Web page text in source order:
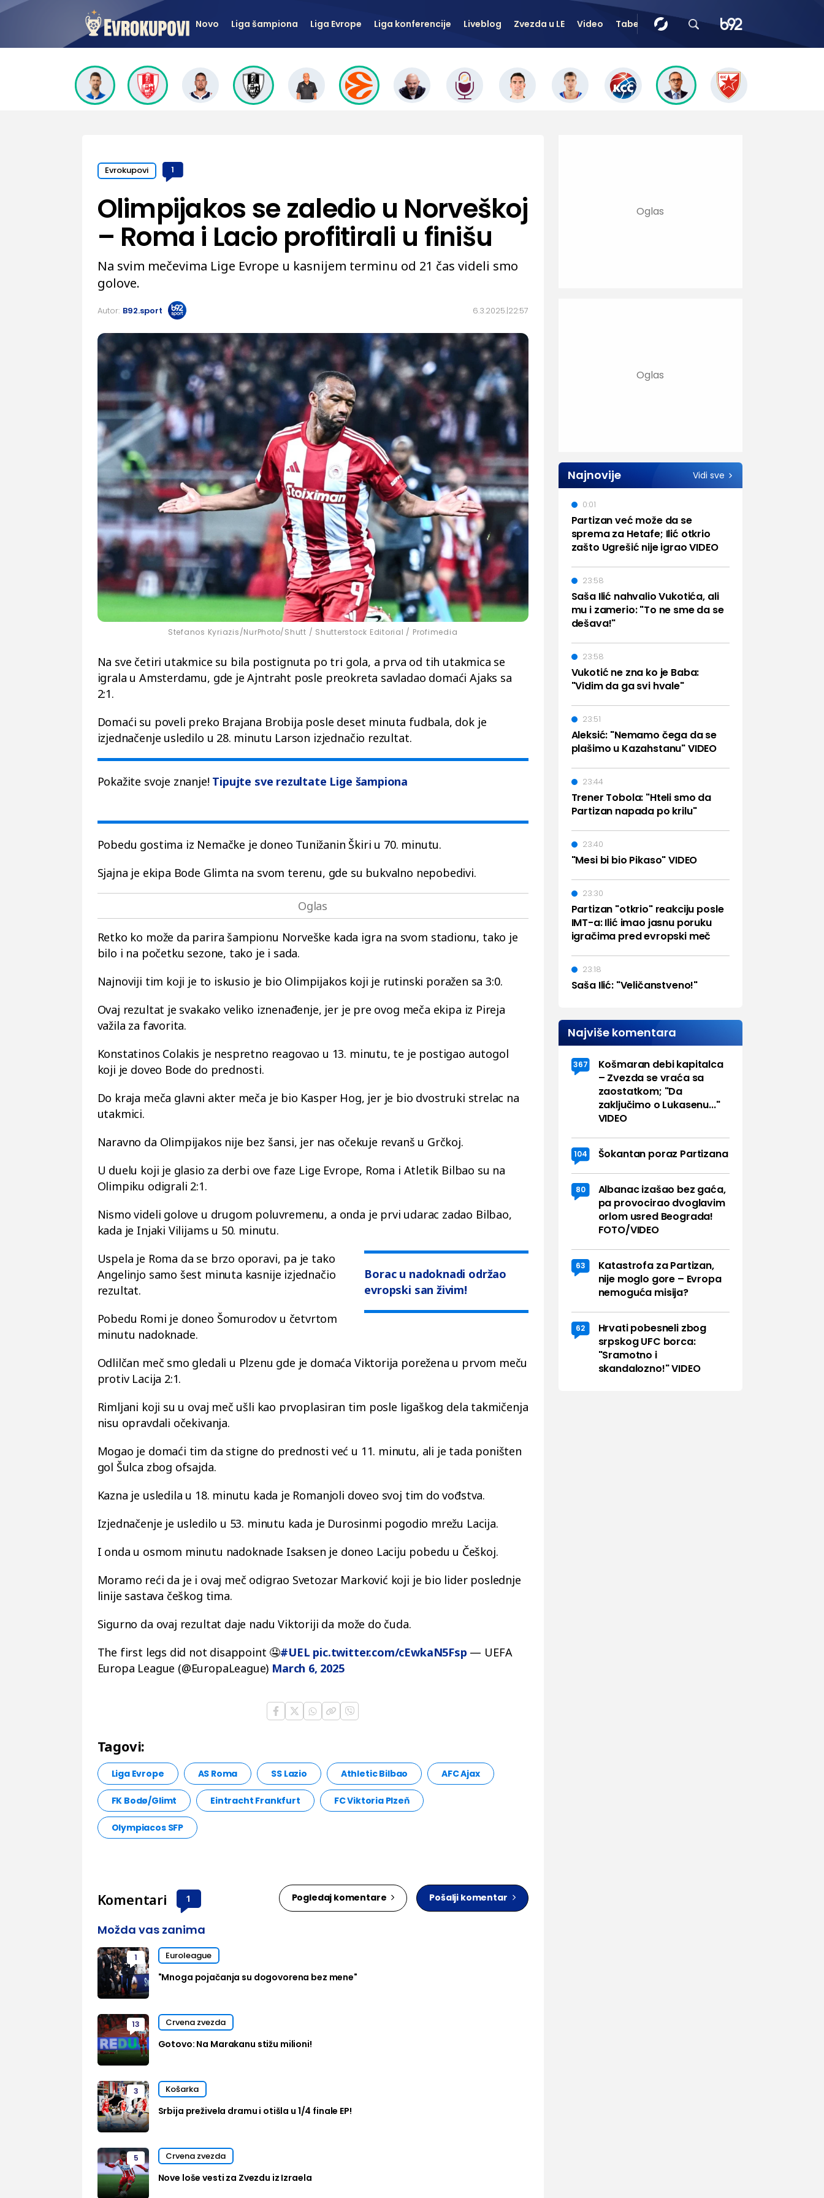
Novo Liga šampiona Liga Evrope Liga konferencije Liveblog Zvezda u LE Video Tabele Tip
Evrokupovi 1
6.3.2025. 22:57
Olimpijakos se zaledio u Norveškoj
– Roma i Lacio profitirali u finišu
Na svim mečevima Lige Evrope u kasnijem terminu od 21 čas videli smo
golove.
Autor: B92.sport
Stefanos Kyriazis/NurPhoto/Shutt / Shutterstock Editorial / Profimedia
Na sve četiri utakmice su bila postignuta po tri gola, a prva od tih utakmica se
igrala u Amsterdamu, gde je Ajntraht posle preokreta savladao domaći Ajaks sa
2:1.
Domaći su poveli preko Brajana Brobija posle deset minuta fudbala, dok je
izjednačenje usledilo u 28. minutu Larson izjednačio rezultat.
Pokažite svoje znanje! Tipujte sve rezultate Lige šampiona
Pobedu gostima iz Nemačke je doneo Tunižanin Škiri u 70. minutu.
Sjajna je ekipa Bode Glimta na svom terenu, gde su bukvalno nepobedivi.
Retko ko može da parira šampionu Norveške kada igra na svom stadionu, tako je
bilo i na početku sezone, tako je i sada.
Najnoviji tim koji je to iskusio je bio Olimpijakos koji je rutinski poražen sa 3:0.
Ovaj rezultat je svakako veliko iznenađenje, jer je pre ovog meča ekipa iz Pireja
važila za favorita.
Konstatinos Colakis je nespretno reagovao u 13. minutu, te je postigao autogol
koji je doveo Bode do prednosti.
Do kraja meča glavni akter meča je bio Kasper Hog, jer je bio dvostruki strelac na
utakmici.
Naravno da Olimpijakos nije bez šansi, jer nas očekuje revanš u Grčkoj.
U duelu koji je glasio za derbi ove faze Lige Evrope, Roma i Atletik Bilbao su na
Olimpiku odigrali 2:1.
Nismo videli golove u drugom poluvremenu, a onda je prvi udarac zadao Bilbao,
kada je Injaki Vilijams u 50. minutu.
Borac u nadoknadi održao
evropski san živim!
Uspela je Roma da se brzo oporavi, pa je tako
Angelinjo samo šest minuta kasnije izjednačio
rezultat.
Pobedu Romi je doneo Šomurodov u četvrtom
minutu nadoknade.
Odlilčan meč smo gledali u Plzenu gde je domaća Viktorija porežena u prvom meču
protiv Lacija 2:1.
Rimljani koji su u ovaj meč ušli kao prvoplasiran tim posle ligaškog dela takmičenja
nisu opravdali očekivanja.
Mogao je domaći tim da stigne do prednosti već u 11. minutu, ali je tada poništen
gol Šulca zbog ofsajda.
Kazna je usledila u 18. minutu kada je Romanjoli doveo svoj tim do vođstva.
Izjednačenje je usledilo u 53. minutu kada je Durosinmi pogodio mrežu Lacija.
I onda u osmom minutu nadoknade Isaksen je doneo Laciju pobedu u Češkoj.
Moramo reći da je i ovaj meč odigrao Svetozar Marković koji je bio lider poslednje
linije sastava češkog tima.
Sigurno da ovaj rezultat daje nadu Viktoriji da može do čuda.
The first legs did not disappoint 🤤#UEL pic.twitter.com/cEwkaN5Fsp — UEFA
Europa League (@EuropaLeague) March 6, 2025
Tagovi:
Liga Evrope AS Roma SS Lazio Athletic Bilbao AFC Ajax
FK Bodø/Glimt Eintracht Frankfurt FC Viktoria Plzeň
Olympiacos SFP
Komentari 1 Pogledaj komentare Pošalji komentar
Možda vas zanima
1 Euroleague
"Mnoga pojačanja su dogovorena bez mene"
13 Crvena zvezda
Gotovo: Na Marakanu stižu milioni!
3 Košarka
Srbija preživela dramu i otišla u 1/4 finale EP!
5 Crvena zvezda
Nove loše vesti za Zvezdu iz Izraela
Najnovije Vidi sve
Partizan već može da se
sprema za Hetafe; Ilić otkrio
zašto Ugrešić nije igrao VIDEO
0:01
Saša Ilić nahvalio Vukotića, ali
mu i zamerio: "To ne sme da se
dešava!"
23:58
Vukotić ne zna ko je Baba:
"Vidim da ga svi hvale"
23:58
Aleksić: "Nemamo čega da se
plašimo u Kazahstanu" VIDEO
23:51
Trener Tobola: "Hteli smo da
Partizan napada po krilu"
23:44
"Mesi bi bio Pikaso" VIDEO
23:40
Partizan "otkrio" reakciju posle
IMT-a: Ilić imao jasnu poruku
igračima pred evropski meč
23:30
Saša Ilić: "Veličanstveno!"
23:18
Najviše komentara
367
Košmaran debi kapitalca
– Zvezda se vraća sa
zaostatkom; "Da
zaključimo o Lukasenu..."
VIDEO
104 Šokantan poraz Partizana
80
Albanac izašao bez gaća,
pa provocirao dvoglavim
orlom usred Beograda!
FOTO/VIDEO
63
Katastrofa za Partizan,
nije moglo gore – Evropa
nemoguća misija?
62
Hrvati pobesneli zbog
srpskog UFC borca:
"Sramotno i
skandalozno!" VIDEO